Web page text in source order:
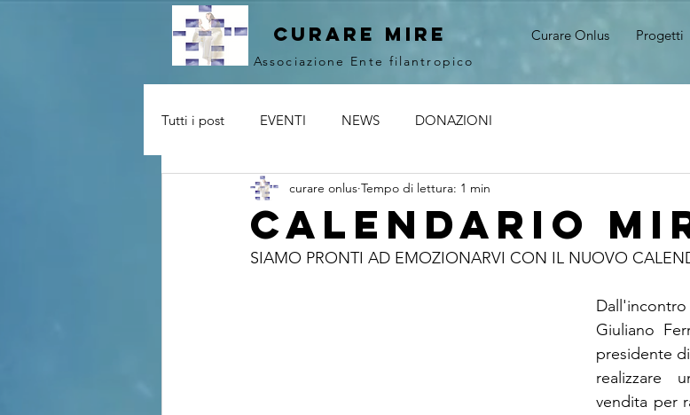
curare MIRE
Associazione Ente filantropico
Curare Onlus Progetti
Tutti i post EVENTI NEWS DONAZIONI
Calendario
curare onlus Tempo di lettura: 1 min
SIAMO PRONTI AD EMOZIONARVI CON IL NUOVO
Giuliano
presidente
realizzare
vendita per